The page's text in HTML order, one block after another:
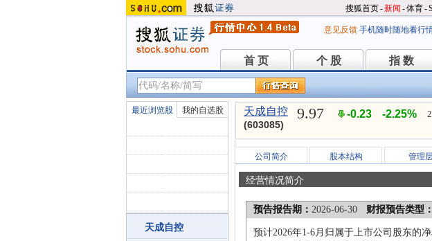
搜狐首页-新闻 -体育-S
意见反馈 手机随时随地看行
首 页
首 页 个 股
个 股 指 数
指 数
最近浏览股 我的自选股
天成自控
天成自控
(603085)
9.97 -0.23 -2.25%
公司简介 股本结构 管理
经营情况简介
预告报告期： 2026-06-30 财报预告类型：
预计2026年1-6月归属于上市公司股东的